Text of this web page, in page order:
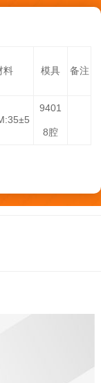
新闻资讯
料 模具 备注
9401
8腔